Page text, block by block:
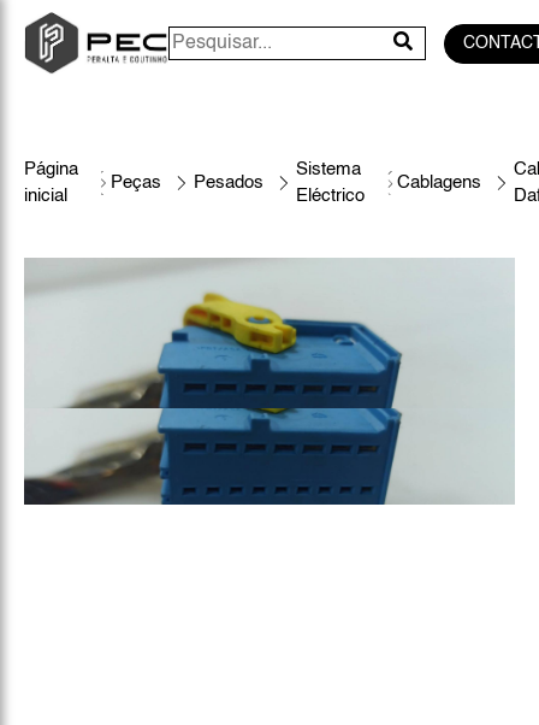
Página
inicial
Peças Pesados
Sistema
Eléctrico
Cablagens